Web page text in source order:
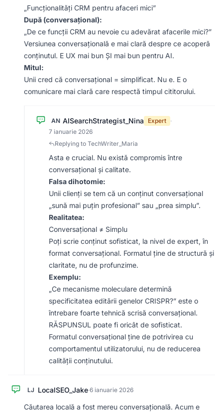
„Funcționalități CRM pentru afaceri mici”
După (conversațional):
„De ce funcții CRM au nevoie cu adevărat afacerile mici?”
Versiunea conversațională e mai clară despre ce acoperă
conținutul. E UX mai bun ȘI mai bun pentru AI.
Mitul:
Unii cred că conversațional = simplificat. Nu e. E o
comunicare mai clară care respectă timpul cititorului.
AN AISearchStrategist_Nina Expert ·
7 ianuarie 2026
Replying to TechWriter_Maria
Asta e crucial. Nu există compromis între
conversațional și calitate.
Falsa dihotomie:
Unii clienți se tem că un conținut conversațional
„sună mai puțin profesional” sau „prea simplu”.
Realitatea:
Conversațional ≠ Simplu
Poți scrie conținut sofisticat, la nivel de expert, în
format conversațional. Formatul ține de structură și
claritate, nu de profunzime.
Exemplu:
„Ce mecanisme moleculare determină
specificitatea editării genelor CRISPR?” este o
întrebare foarte tehnică scrisă conversațional.
RĂSPUNSUL poate fi oricât de sofisticat.
Formatul conversațional ține de potrivirea cu
comportamentul utilizatorului, nu de reducerea
calității conținutului.
LJ LocalSEO_Jake·6 ianuarie 2026
Căutarea locală a fost mereu conversațională. Acum e